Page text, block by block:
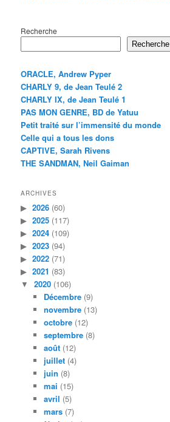
Recherche
Recherche
ORACLE, Andrew Pyper
CHARLY 9, de Jean Teulé 2
CHARLY IX, de Jean Teulé 1
PAS MON GENRE, BD de Yatuu
Petit traité sur l’immensité du monde
Celle qui a tous les dons
CAPTIVE, Sarah Rivens
THE SANDMAN, Neil Gaiman
ARCHIVES
2026 (60)
2025 (117)
2024 (109)
2023 (94)
2022 (71)
2021 (83)
2020 (106)
Décembre(9)
novembre(13)
octobre(12)
septembre(8)
août(12)
juillet(4)
juin (8)
mai (15)
avril (5)
mars(7)